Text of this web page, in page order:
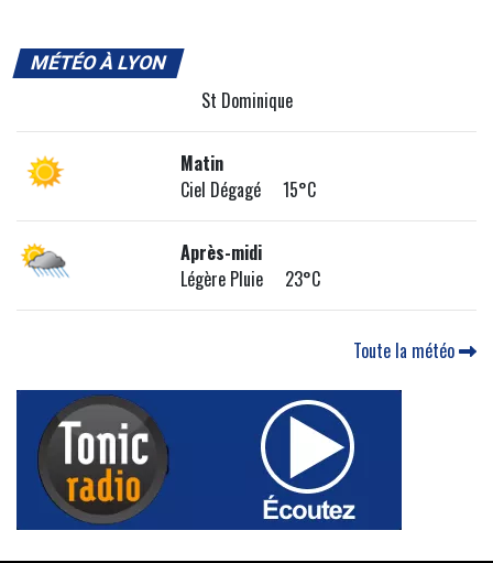
MÉTÉO À LYON
St Dominique
Matin
Ciel Dégagé 15°C
Après-midi
Légère Pluie 23°C
Toute la météo